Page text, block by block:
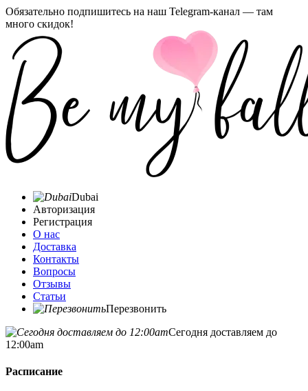
Обязательно подпишитесь на наш Telegram-канал — там
много скидок!
Dubai
Авторизация
Регистрация
О нас
Доставка
Контакты
Вопросы
Отзывы
Статьи
Перезвонить
Сегодня доставляем до
12:00am
Расписание